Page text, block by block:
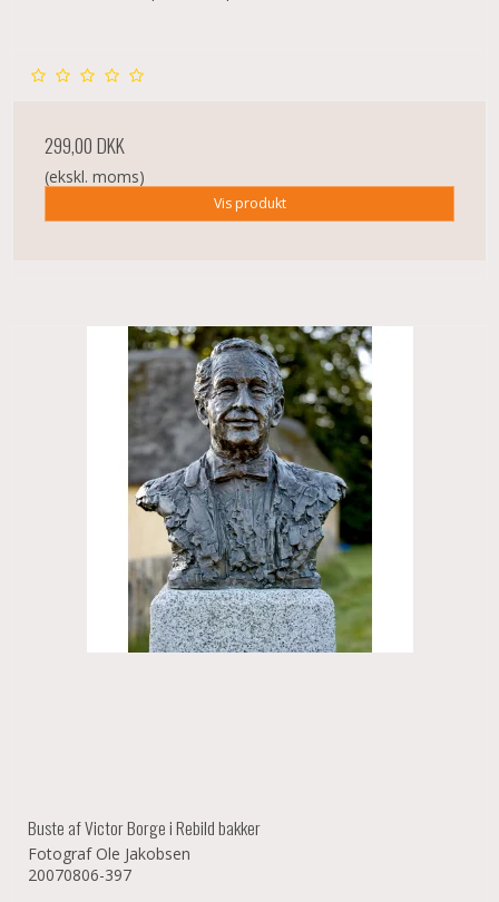
299,00 DKK
(ekskl. moms)
Vis produkt
Buste af Victor Borge i Rebild bakker
Fotograf Ole Jakobsen
20070806-397